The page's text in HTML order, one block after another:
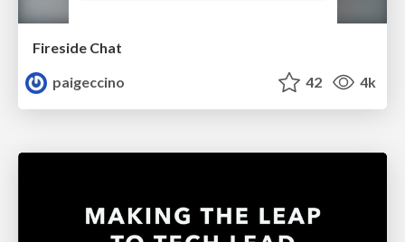
Fireside Chat
paigeccino
42 4k